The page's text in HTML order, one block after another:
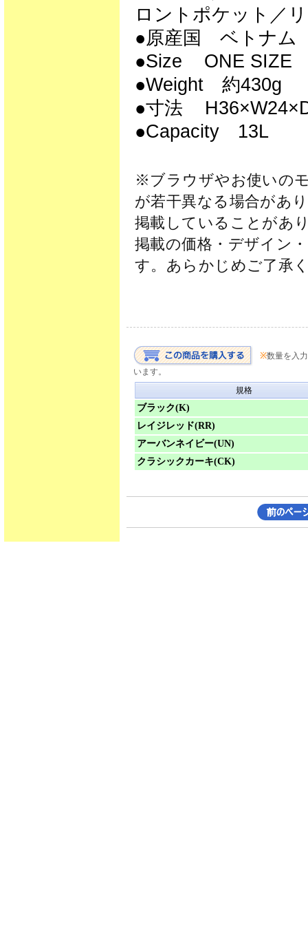
ロントポケット／
●原産国 ベトナム
●Size ONE SIZE
●Weight 約430g
●寸法
●Capacity 13L
※ブラウザやお使いの
が若干異なる場合があ
掲載していることがあ
掲載の価格・デザイン
す。あらかじめご了承
※数量を入
います。
規格
ブラック(K)
レイジレッド(RR)
アーバンネイビー(UN)
クラシックカーキ(CK)